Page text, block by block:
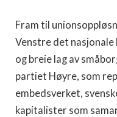
Fram til
Venstre det
og breie lag av
partiet Høyre, som
embedsverket,
kapitalister som